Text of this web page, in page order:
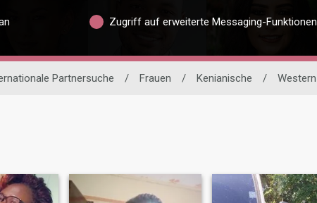
Zugriff auf erweiterte Messaging-Funktionen
Partnersuche / Frauen / Kenianische / Western